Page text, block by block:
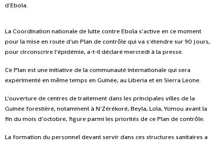
d'Ebola.
La Coordination nationale de lutte contre Ebola s'active en ce moment
pour la mise en route d'un Plan de contrôle qui va s'étendre sur 90 jours,
pour circonscrire l'épidémie, a-t-il déclaré mercredi à la presse.
Ce Plan est une initiative de la communauté internationale qui sera
expérimenté en même temps en Guinée, au Liberia et en Sierra Leone.
L'ouverture de centres de traitement dans les principales villes de la
Guinée forestière, notamment à N'Zérékoré, Beyla, Lola, Yomou avant la
fin du mois d'octobre, figure parmi les priorités de ce Plan de contrôle.
La formation du personnel devant servir dans ces structures sanitaires a